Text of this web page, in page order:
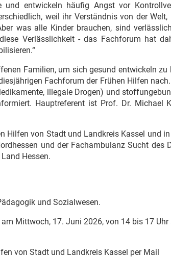
und entwickeln häufig Angst vor
weil ihr Verständnis von der Welt,
was alle Kinder brauchen, sind
Verlässlichkeit - das Fachforum hat
Familien, um sich gesund entwickeln zu
Fachforum der Frühen Hilfen
illegale Drogen) und
Hauptreferent ist Prof. Dr. Michael
Hilfen von Stadt und Landkreis Kassel und
und der Fachambulanz Sucht des
Hessen.
und Sozialwesen.
Mittwoch, 17. Juni 2026, von 14 bis 17 Uhr
von Stadt und Landkreis Kassel per Mail